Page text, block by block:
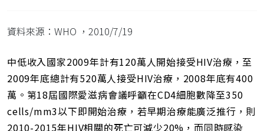
址
資料來源：WHO ，2010/7/19
中低收入國家2009年計有120萬人開始接受HIV治療，至
2009年底總計有520萬人接受HIV治療，2008年底有400
萬。第18屆國際愛滋病會議呼籲在CD4細胞數降至350
cells/mm3以下即開始治療，若早期治療能廣泛推行，則
2010-2015年HIV相關的死亡可減少20%，而同時感染